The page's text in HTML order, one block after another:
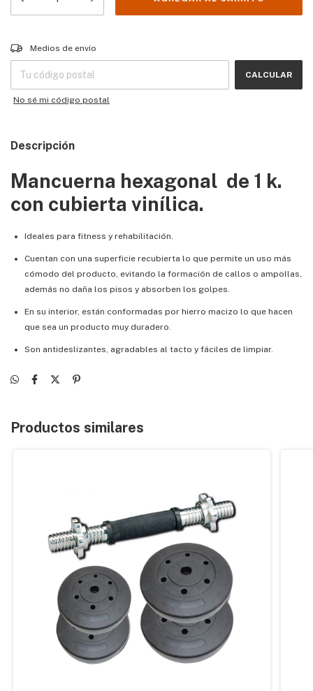
Entregas para el CP:
Medios de envío
CALCULAR
No sé mi código postal
Descripción
Mancuerna hexagonal de 1 k.
con cubierta vinílica.
Ideales para fitness y rehabilitación.
Cuentan con una superficie recubierta lo que permite un uso más
cómodo del producto, evitando la formación de callos o ampollas,
además no daña los pisos y absorben los golpes.
En su interior, están conformadas por hierro macizo lo que hacen
que sea un producto muy duradero.
Son antideslizantes, agradables al tacto y fáciles de limpiar.
Productos similares